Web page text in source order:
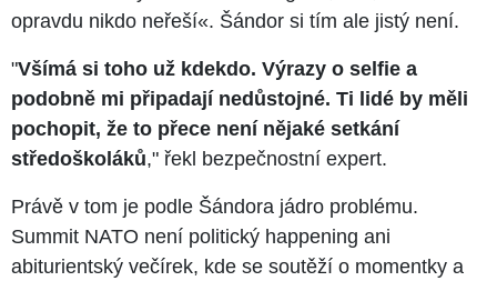
opravdu nikdo neřeší«. Šándor si tím ale jistý není.
"Všímá si toho už kdekdo. Výrazy o selfie a
podobně mi připadají nedůstojné. Ti lidé by měli
pochopit, že to přece není nějaké setkání
středoškoláků," řekl bezpečnostní expert.
Právě v tom je podle Šándora jádro problému.
Summit NATO není politický happening ani
abiturientský večírek, kde se soutěží o momentky a